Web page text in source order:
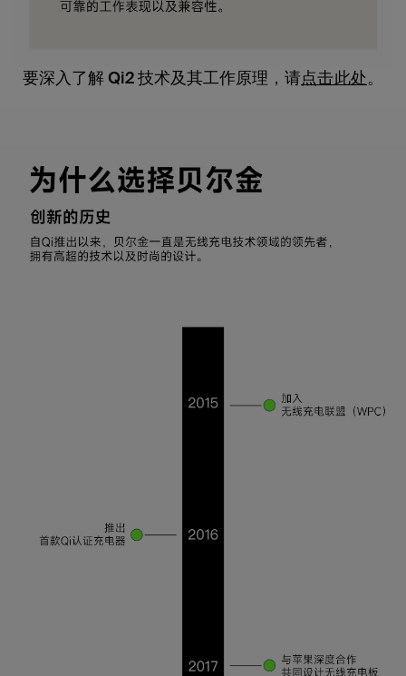
要深入了解 Qi2 技术及其工作原理，请点击此处。